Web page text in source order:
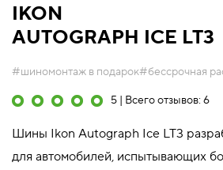
IKON
AUTOGRAPH ICE LT3
#шиномонтаж в подарок#бессрочная
5 | Всего отзывов: 6
Шины Ikon Autograph Ice LT3
для автомобилей, испытывающих